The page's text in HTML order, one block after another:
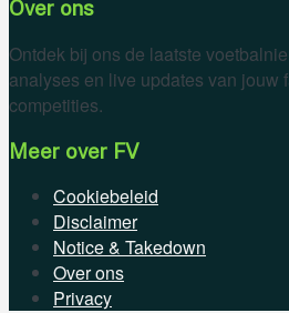
Over ons
Ontdek bij ons de laatste
analyses en live updates van jouw
competities.
Meer over FV
Cookiebeleid
Disclaimer
Notice & Takedown
Over ons
Privacy